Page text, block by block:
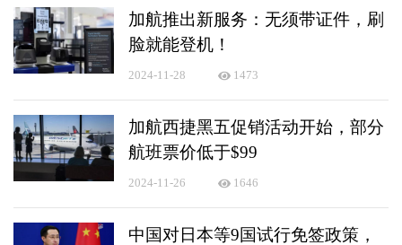
加航推出新服务：无须带证件，刷
脸就能登机！
2024-11-28 1473
加航西捷黑五促销活动开始，部分
航班票价低于$99
2024-11-26 1646
中国对日本等9国试行免签政策，